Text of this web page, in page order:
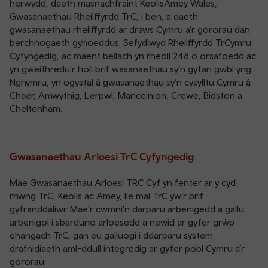
herwydd, daeth masnachfraint KeolisAmey Wales,
Gwasanaethau Rheilffyrdd TrC, i ben, a daeth
gwasanaethau rheilffyrdd ar draws Cymru a’r gororau dan
berchnogaeth gyhoeddus. Sefydlwyd Rheilffyrdd TrCymru
Cyfyngedig, ac maent bellach yn rheoli 248 o orsafoedd ac
yn gweithredu’r holl brif wasanaethau sy’n gyfan gwbl yng
Nghymru, yn ogystal â gwasanaethau sy’n cysylltu Cymru â
Chaer, Amwythig, Lerpwl, Manceinion, Crewe, Bidston a
Cheltenham.
Gwasanaethau Arloesi TrC Cyfyngedig
Mae Gwasanaethau Arloesi TRC Cyf yn fenter ar y cyd
rhwng TrC, Keolis ac Amey, lle mai TrC yw’r prif
gyfranddaliwr. Mae’r cwmni’n darparu arbenigedd a gallu
arbenigol i sbarduno arloesedd a newid ar gyfer grŵp
ehangach TrC, gan eu galluogi i ddarparu system
drafnidiaeth aml-ddull integredig ar gyfer pobl Cymru a’r
gororau.